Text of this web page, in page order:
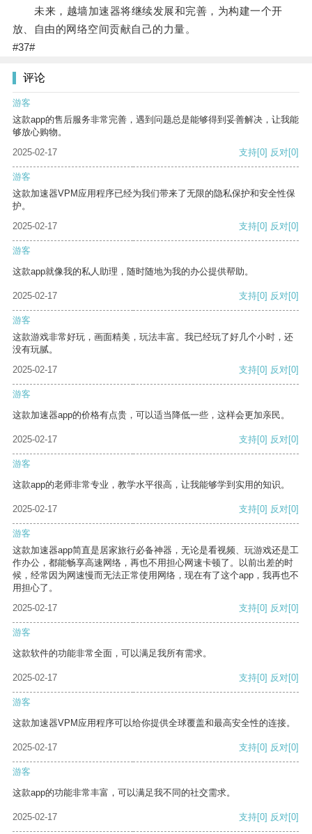
未来，越墙加速器将继续发展和完善，为构建一个开
放、自由的网络空间贡献自己的力量。
#37#
评论
游客
这款app的售后服务非常完善，遇到问题总是能够得到妥善解决，让我能
够放心购物。
2025-02-17
支持[0] 反对[0]
游客
这款加速器VPM应用程序已经为我们带来了无限的隐私保护和安全性保
护。
2025-02-17
支持[0] 反对[0]
游客
这款app就像我的私人助理，随时随地为我的办公提供帮助。
2025-02-17 支持[0] 反对[0]
游客
这款游戏非常好玩，画面精美，玩法丰富。我已经玩了好几个小时，还
没有玩腻。
2025-02-17
支持[0] 反对[0]
游客
这款加速器app的价格有点贵，可以适当降低一些，这样会更加亲民。
2025-02-17 支持[0] 反对[0]
游客
这款app的老师非常专业，教学水平很高，让我能够学到实用的知识。
2025-02-17 支持[0] 反对[0]
游客
这款加速器app简直是居家旅行必备神器，无论是看视频、玩游戏还是工
作办公，都能畅享高速网络，再也不用担心网速卡顿了。以前出差的时
候，经常因为网速慢而无法正常使用网络，现在有了这个app，我再也不
用担心了。
2025-02-17
支持[0] 反对[0]
游客
这款软件的功能非常全面，可以满足我所有需求。
2025-02-17 支持[0] 反对[0]
游客
这款加速器VPM应用程序可以给你提供全球覆盖和最高安全性的连接。
2025-02-17 支持[0] 反对[0]
游客
这款app的功能非常丰富，可以满足我不同的社交需求。
2025-02-17 支持[0] 反对[0]